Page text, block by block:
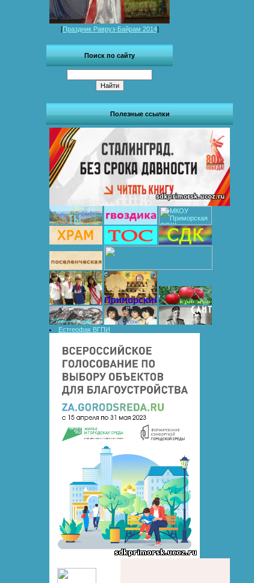
[Праздник Равруз-Байрам 2014]
Поиск по сайту
Полезные ссылки
Естгеофак ВГПИ